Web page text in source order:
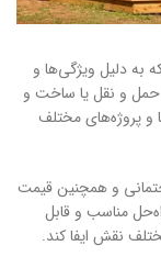
به دلیل ویژگی‌ها و
حمل و نقل یا ساخت و
و پروژه‌های مختلف
و همچنین قیمت
مناسب و قابل
نقش ایفا کند.